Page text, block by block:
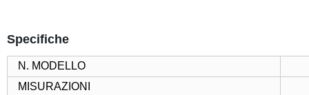
Specifiche
N. MODELLO
MISURAZIONI